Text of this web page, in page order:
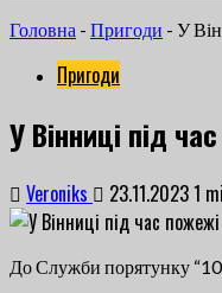
Головна - Пригоди - У
Пригоди
У Вінниці під
Veroniks 23.11.20231
До Служби порятунку